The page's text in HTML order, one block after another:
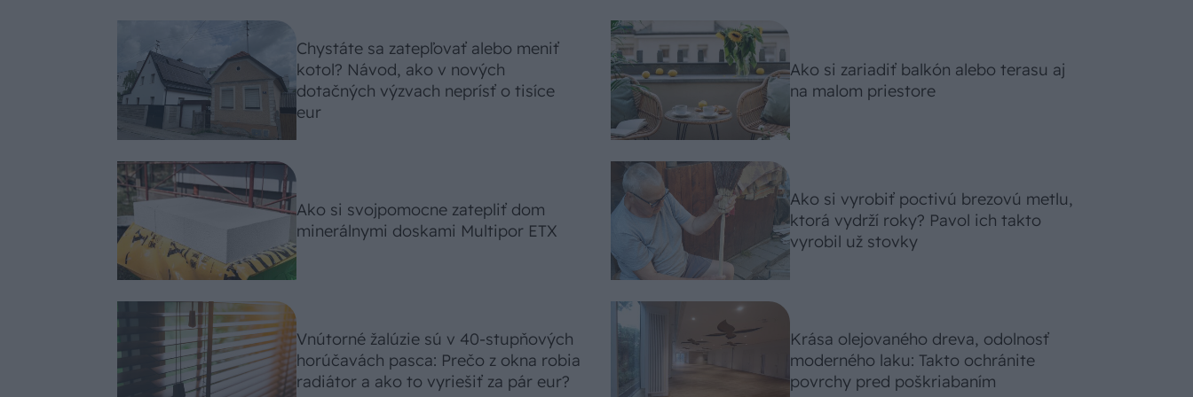
Chystáte sa zatepľovať alebo meniť
kotol? Návod, ako v nových
dotačných výzvach neprísť o tisíce
eur
Ako si svojpomocne zatepliť dom
minerálnymi doskami Multipor ETX
Vnútorné žalúzie sú v 40-stupňových
horúčavách pasca: Prečo z okna robia
radiátor a ako to vyriešiť za pár eur?
Ako si zariadiť balkón alebo terasu aj
na malom priestore
Ako si vyrobiť poctivú brezovú metlu,
ktorá vydrží roky? Pavol ich takto
vyrobil už stovky
Krása olejovaného dreva, odolnosť
moderného laku: Takto ochránite
povrchy pred poškriabaním